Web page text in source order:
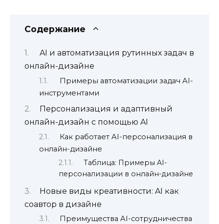
Содержание
AI и автоматизация рутинных задач в
онлайн-дизайне
Примеры автоматизации задач AI-
инструментами
Персонализация и адаптивный
онлайн-дизайн с помощью AI
Как работает AI-персонализация в
онлайн-дизайне
Таблица: Примеры AI-
персонализации в онлайн-дизайне
Новые виды креативности: AI как
соавтор в дизайне
Преимущества AI-сотрудничества